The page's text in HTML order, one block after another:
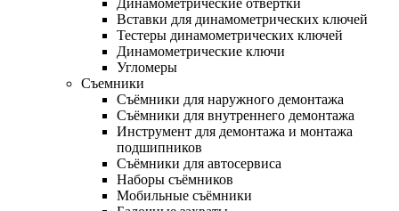
Динамометрические отвертки
Вставки для динамометрических ключей
Тестеры динамометрических ключей
Динамометрические ключи
Угломеры
Съемники
Съёмники для наружного демонтажа
Съёмники для внутреннего демонтажа
Инструмент для демонтажа и монтажа
подшипников
Съёмники для автосервиса
Наборы съёмников
Мобильные съёмники